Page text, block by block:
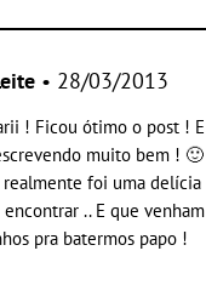
• 28/03/2013
! Ficou ótimo o post !
muito bem ! 🙂
foi uma delícia
.. E que
pra batermos papo !